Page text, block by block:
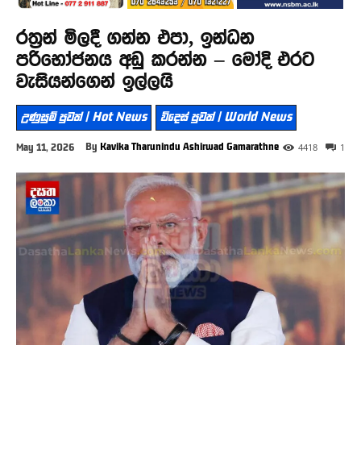
රත්‍රන් මිලදී ගන්න එපා, ඉන්ධන
පරිභෝජනය අඩු කරන්න – මෝදි එරට
වැසියන්ගෙන් ඉල්ලයි
උණුසුම් පුවත් | Hot News විදෙස් පුවත් | World News
May 11, 2026 By Kavika Tharunindu Ashirwad Gamarathne 1
4418